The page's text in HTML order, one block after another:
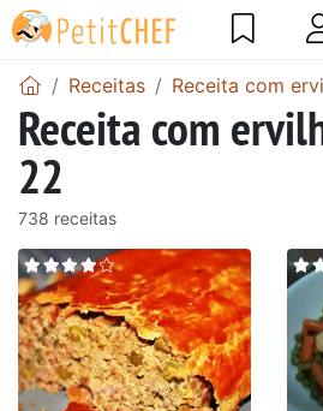
Receitas Receita com
Receita com
22
738 receitas